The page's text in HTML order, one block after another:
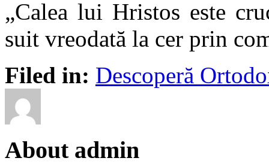
„Calea lui Hristos este
suit vreodată la cer prin
Filed in: Descoperă
About admin